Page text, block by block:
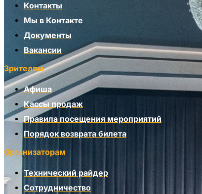
Контакты
Мы в Контакте
Документы
Вакансии
Зрителям
Афиша
Кассы продаж
Правила посещения мероприятий
Порядок возврата билета
Организаторам
Технический райдер
Сотрудничество